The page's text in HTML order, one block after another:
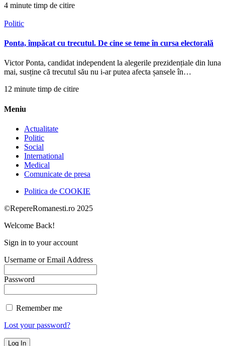
4 minute timp de citire
Politic
Ponta, împăcat cu trecutul. De cine se teme în cursa electorală
Victor Ponta, candidat independent la alegerile prezidențiale din luna
mai, susține că trecutul său nu i-ar putea afecta șansele în…
12 minute timp de citire
Meniu
Actualitate
Politic
Social
International
Medical
Comunicate de presa
Politica de COOKIE
©RepereRomanesti.ro 2025
Welcome Back!
Sign in to your account
Username or Email Address
Password
Remember me
Lost your password?